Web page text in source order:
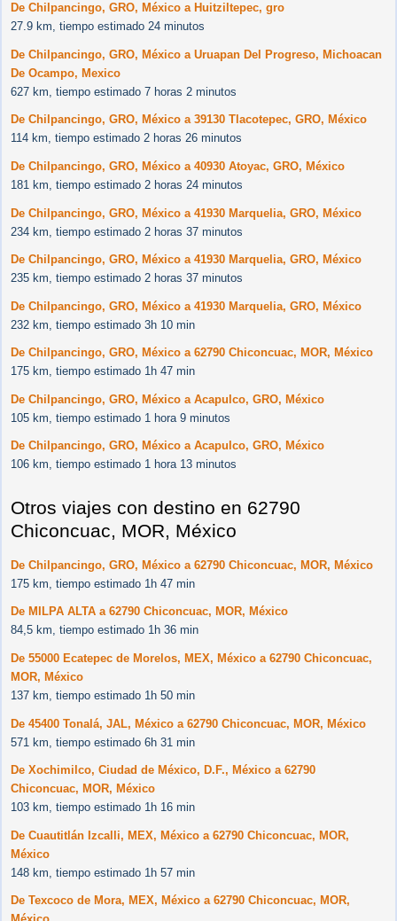
De Chilpancingo, GRO, México a Huitziltepec, gro
27.9 km, tiempo estimado 24 minutos
De Chilpancingo, GRO, México a Uruapan Del Progreso, Michoacan
De Ocampo, Mexico
627 km, tiempo estimado 7 horas 2 minutos
De Chilpancingo, GRO, México a 39130 Tlacotepec, GRO, México
114 km, tiempo estimado 2 horas 26 minutos
De Chilpancingo, GRO, México a 40930 Atoyac, GRO, México
181 km, tiempo estimado 2 horas 24 minutos
De Chilpancingo, GRO, México a 41930 Marquelia, GRO, México
234 km, tiempo estimado 2 horas 37 minutos
De Chilpancingo, GRO, México a 41930 Marquelia, GRO, México
235 km, tiempo estimado 2 horas 37 minutos
De Chilpancingo, GRO, México a 41930 Marquelia, GRO, México
232 km, tiempo estimado 3h 10 min
De Chilpancingo, GRO, México a 62790 Chiconcuac, MOR, México
175 km, tiempo estimado 1h 47 min
De Chilpancingo, GRO, México a Acapulco, GRO, México
105 km, tiempo estimado 1 hora 9 minutos
De Chilpancingo, GRO, México a Acapulco, GRO, México
106 km, tiempo estimado 1 hora 13 minutos
Otros viajes con destino en 62790
Chiconcuac, MOR, México
De Chilpancingo, GRO, México a 62790 Chiconcuac, MOR, México
175 km, tiempo estimado 1h 47 min
De MILPA ALTA a 62790 Chiconcuac, MOR, México
84,5 km, tiempo estimado 1h 36 min
De 55000 Ecatepec de Morelos, MEX, México a 62790 Chiconcuac,
MOR, México
137 km, tiempo estimado 1h 50 min
De 45400 Tonalá, JAL, México a 62790 Chiconcuac, MOR, México
571 km, tiempo estimado 6h 31 min
De Xochimilco, Ciudad de México, D.F., México a 62790
Chiconcuac, MOR, México
103 km, tiempo estimado 1h 16 min
De Cuautitlán Izcalli, MEX, México a 62790 Chiconcuac, MOR,
México
148 km, tiempo estimado 1h 57 min
De Texcoco de Mora, MEX, México a 62790 Chiconcuac, MOR,